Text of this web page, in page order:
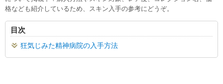
格なども紹介しているため、スキン入手の参考にどうぞ。
目次
狂気じみた精神病院の入手方法